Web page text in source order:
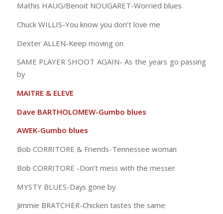
Mathis HAUG/Benoit NOUGARET-Worried blues
Chuck WILLIS-You know you don’t love me
Dexter ALLEN-Keep moving on
SAME PLAYER SHOOT AGAIN- As the years go passing
by
MAITRE & ELEVE
Dave BARTHOLOMEW-Gumbo blues
AWEK-Gumbo blues
Bob CORRITORE & Friends-Tennessee woman
Bob CORRITORE -Don’t mess with the messer
MYSTY BLUES-Days gone by
Jimmie BRATCHER-Chicken tastes the same